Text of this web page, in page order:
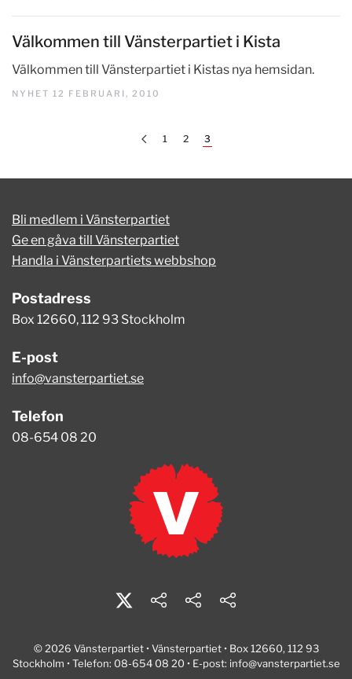
Välkommen till Vänsterpartiet i Kista
Välkommen till Vänsterpartiet i Kistas nya hemsidan.
NYHET 12 FEBRUARI, 2010
1 2 3
Bli medlem i Vänsterpartiet
Ge en gåva till Vänsterpartiet
Handla i Vänsterpartiets webbshop
Postadress
Box 12660, 112 93 Stockholm
E-post
info@vansterpartiet.se
Telefon
08-654 08 20
© 2026 Vänsterpartiet • Vänsterpartiet • Box 12660, 112 93
Stockholm • Telefon: 08-654 08 20 • E-post: info@vansterpartiet.se